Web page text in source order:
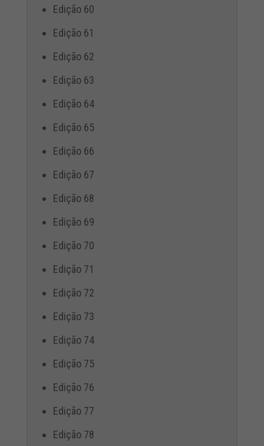
Edição 60
Edição 61
Edição 62
Edição 63
Edição 64
Edição 65
Edição 66
Edição 67
Edição 68
Edição 69
Edição 70
Edição 71
Edição 72
Edição 73
Edição 74
Edição 75
Edição 76
Edição 77
Edição 78